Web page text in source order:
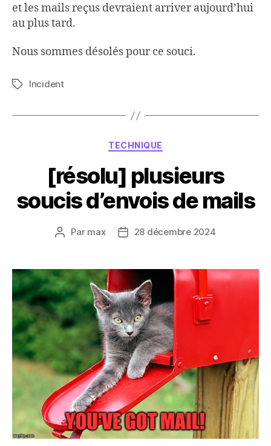
et les mails reçus devraient arriver aujourd’hui
au plus tard.
Nous sommes désolés pour ce souci.
Étiquettes
Incident
Catégories
TECHNIQUE
[résolu] plusieurs
soucis d’envois de mails
Auteur
Par max
Date28 décembre 2024